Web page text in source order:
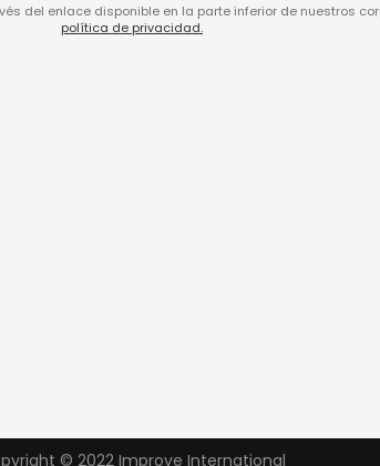
del enlace disponible en la parte inferior de nuestros
política de privacidad.
© 2022 Improve International